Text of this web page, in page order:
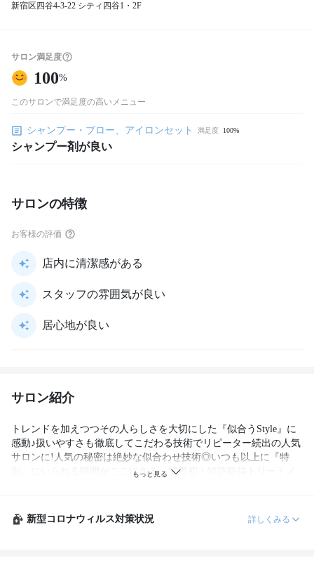
新宿区四谷4-3-22 シティ四谷1・2F
サロン満足度
100%
このサロンで満足度の高いメニュー
シャンプー・ブロー、アイロンセット 満足度 100%
シャンプー剤が良い
サロンの特徴
お客様の評価
店内に清潔感がある
スタッフの雰囲気が良い
居心地が良い
サロン紹介
トレンドを加えつつその人らしさを大切にした『似合うStyle』に
感動♪扱いやすさも徹底してこだわる技術でリピーター続出の人気
サロンに!人気の秘密は絶妙な似合わせ技術◎いつも以上に『特
別』にいられる時間がここにある。業界初！特許取得トリートメ
※10分以上遅れた場合キャンセルまたは、お待ち頂く場合もござ
います
新型コロナウィルス対策状況 詳しくみる